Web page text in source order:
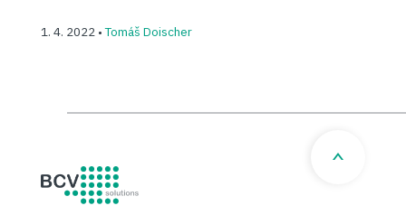
1. 4. 2022 •Tomáš Doischer